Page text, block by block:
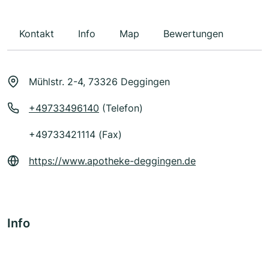
Kontakt Info Map Bewertungen
Mühlstr. 2-4, 73326 Deggingen
+49733496140 (Telefon)
+49733421114 (Fax)
https://www.apotheke-deggingen.de
Info